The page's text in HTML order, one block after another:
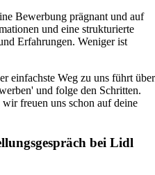
Bewerbung prägnant und auf
und eine strukturierte
Erfahrungen. Weniger ist
einfachste Weg zu uns führt über
und folge den Schritten.
freuen uns schon auf deine
bei Lidl